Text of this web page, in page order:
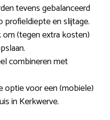
tevens gebalanceerd
en slijtage.
(tegen extra kosten)
combineren met
optie voor een (mobiele)
in Kerkwerve.